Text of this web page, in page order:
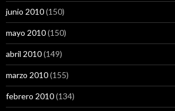
junio 2010(150)
mayo 2010(150)
abril 2010(149)
marzo 2010(155)
febrero 2010(134)